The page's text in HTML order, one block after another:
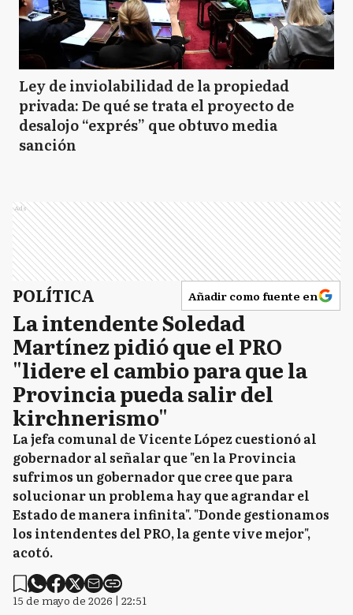
Ley de inviolabilidad de la propiedad
privada: De qué se trata el proyecto de
desalojo “exprés” que obtuvo media
sanción
Ads
POLÍTICA Añadir como fuente en
La intendente Soledad
Martínez pidió que el PRO
"lidere el cambio para que la
Provincia pueda salir del
kirchnerismo"
La jefa comunal de Vicente López cuestionó al
gobernador al señalar que "en la Provincia
sufrimos un gobernador que cree que para
solucionar un problema hay que agrandar el
Estado de manera infinita". "Donde gestionamos
los intendentes del PRO, la gente vive mejor",
acotó.
15 de mayo de 2026 | 22:51